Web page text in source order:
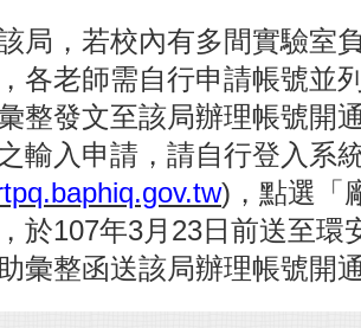
局，若校內有多間實驗室
各老師需自行申請帳號並
整發文至該局辦理帳號開
輸入申請，請自行登入系
)，點選「
於107年3月23日前送至環
彙整函送該局辦理帳號開